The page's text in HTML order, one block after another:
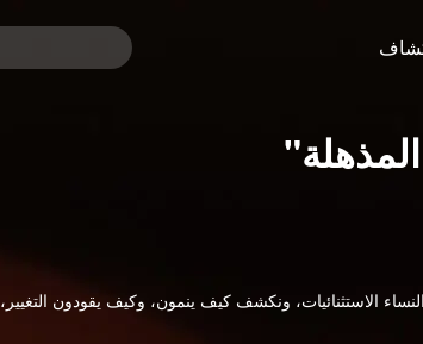
الاستثنائيات، ونكشف كيف ينمون، وكيف يقودون التغيير،